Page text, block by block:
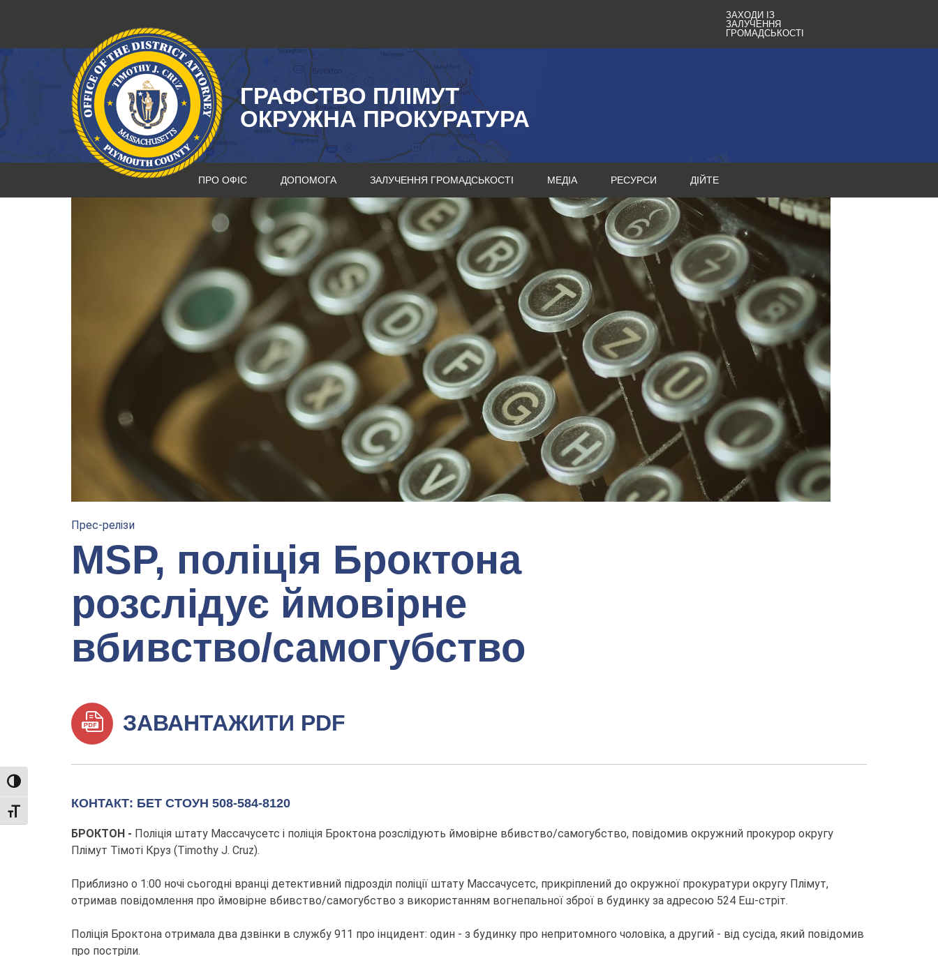
TOGGLE HIGH CONTRAST
TOGGLE FONT SIZE
ЗАХОДИ ІЗ
ЗАЛУЧЕННЯ
ГРОМАДСЬКОСТІ
ГРАФСТВО ПЛІМУТ
ОКРУЖНА ПРОКУРАТУРА
ПРО ОФІС ДОПОМОГА ЗАЛУЧЕННЯ ГРОМАДСЬКОСТІ МЕДІА РЕСУРСИ ДІЙТЕ
Прес-релізи
MSP, поліція Броктона
розслідує ймовірне
вбивство/самогубство
ЗАВАНТАЖИТИ PDF
КОНТАКТ: БЕТ СТОУН 508-584-8120
БРОКТОН - Поліція штату Массачусетс і поліція Броктона розслідують ймовірне вбивство/самогубство, повідомив окружний прокурор округу
Плімут Тімоті Круз (Timothy J. Cruz).
Приблизно о 1:00 ночі сьогодні вранці детективний підрозділ поліції штату Массачусетс, прикріплений до окружної прокуратури округу Плімут,
отримав повідомлення про ймовірне вбивство/самогубство з використанням вогнепальної зброї в будинку за адресою 524 Еш-стріт.
Поліція Броктона отримала два дзвінки в службу 911 про інцидент: один - з будинку про непритомного чоловіка, а другий - від сусіда, який повідомив
про постріли.